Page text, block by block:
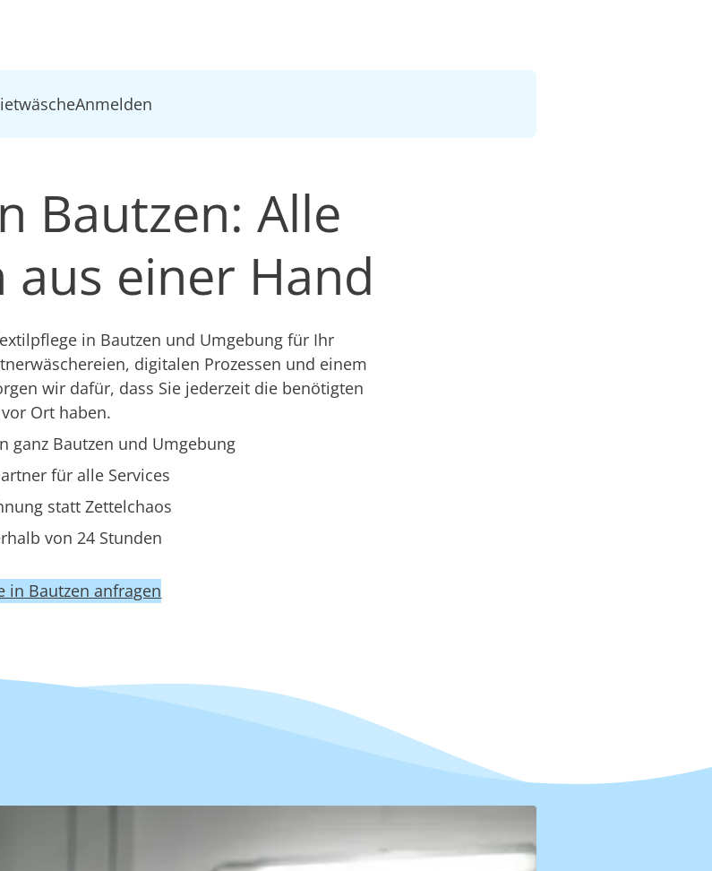
Anmelden
Bautzen: Alle
einer Hand
in Bautzen und Umgebung für Ihr
digitalen Prozessen und einem
wir dafür, dass Sie jederzeit die benötigten
Ort haben.
ganz Bautzen und Umgebung
für alle Services
statt Zettelchaos
von 24 Stunden
in Bautzen anfragen